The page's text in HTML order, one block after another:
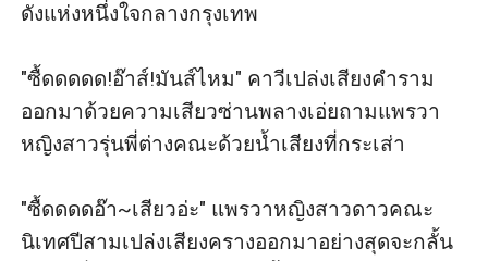
ดังแห่งหนึ่งใจกลางกรุงเทพ
"ซื้ดดดดด!อ๊าส์!มันส์ไหม" คาวีเปล่งเสียงคำราม
ออกมาด้วยความเสียวซ่านพลางเอ่ยถามแพรวา
หญิงสาวรุ่นพี่ต่างคณะด้วยน้ำเสียงที่กระเส่า
"ซื้ดดดดอ๊า~เสียวอ่ะ" แพรวาหญิงสาวดาวคณะ
นิเทศปีสามเปล่งเสียงครางออกมาอย่างสุดจะกลั้น